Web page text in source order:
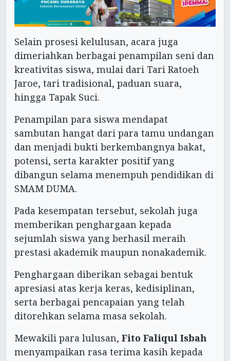
Selain prosesi kelulusan, acara juga
dimeriahkan berbagai penampilan seni dan
kreativitas siswa, mulai dari Tari Ratoeh
Jaroe, tari tradisional, paduan suara,
hingga Tapak Suci.
Penampilan para siswa mendapat
sambutan hangat dari para tamu undangan
dan menjadi bukti berkembangnya bakat,
potensi, serta karakter positif yang
dibangun selama menempuh pendidikan di
SMAM DUMA.
Pada kesempatan tersebut, sekolah juga
memberikan penghargaan kepada
sejumlah siswa yang berhasil meraih
prestasi akademik maupun nonakademik.
Penghargaan diberikan sebagai bentuk
apresiasi atas kerja keras, kedisiplinan,
serta berbagai pencapaian yang telah
ditorehkan selama masa sekolah.
Mewakili para lulusan, Fito Faliqul Isbah
menyampaikan rasa terima kasih kepada